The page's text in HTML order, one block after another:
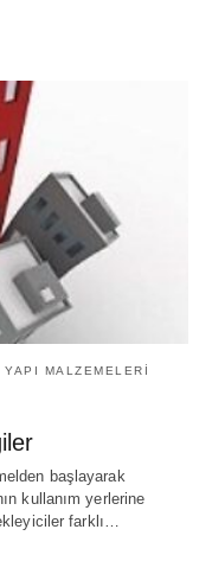
MALZEMELERI
başlayarak
kullanım yerlerine
farklı…